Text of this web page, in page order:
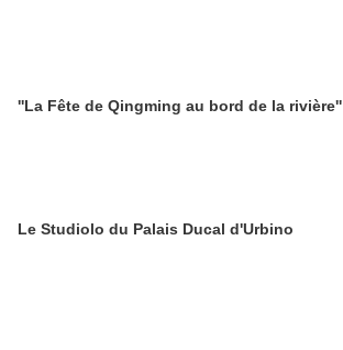
''La Fête de Qingming au bord de la rivière''
Le Studiolo du Palais Ducal d'Urbino